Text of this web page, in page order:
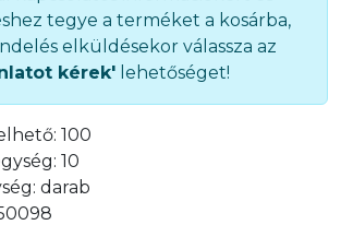
tegye a terméket a kosárba,
elküldésekor válassza az
kérek' lehetőséget!
100
10
darab